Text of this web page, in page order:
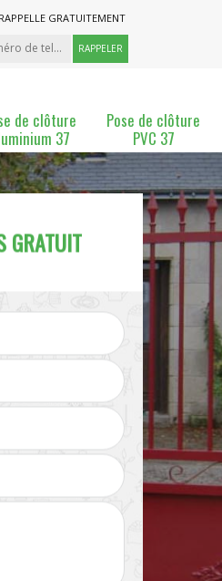
GRATUITEMENT
de clôture
37
Pose de clôture
PVC 37
de Pose de grillage 37
GRATUIT